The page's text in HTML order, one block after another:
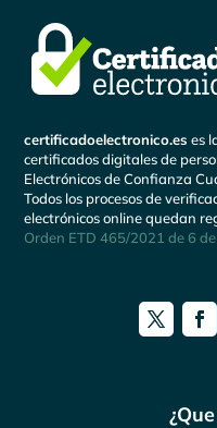
certificadoelectronico.es es
certificados digitales de
Electrónicos de Confianza
Todos los procesos de
electrónicos online quedan
Orden ETD 465/2021 de 6